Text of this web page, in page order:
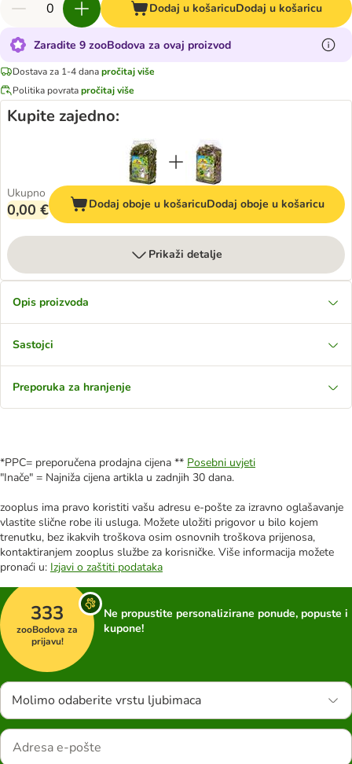
Dodaj u košaricuDodaj u košaricu
Zaradite 9 zooBodova za ovaj proizvod
Dostava za 1-4 danapročitaj više
Politika povratapročitaj više
Kupite zajedno:
Ukupno
0,00 € Dodaj oboje u košaricuDodaj oboje u košaricu
Prikaži detalje
Opis proizvoda
Sastojci
Preporuka za hranjenje
*PPC= preporučena prodajna cijena ** Posebni uvjeti
"Inače" = Najniža cijena artikla u zadnjih 30 dana.
zooplus ima pravo koristiti vašu adresu e-pošte za izravno oglašavanje
vlastite slične robe ili usluga. Možete uložiti prigovor u bilo kojem
trenutku, bez ikakvih troškova osim osnovnih troškova prijenosa,
kontaktiranjem zooplus službe za korisničke. Više informacija možete
pronaći u: Izjavi o zaštiti podataka
333
zooBodova za
prijavu!
Ne propustite personalizirane ponude, popuste i
kupone!
Molimo odaberite vrstu ljubimaca